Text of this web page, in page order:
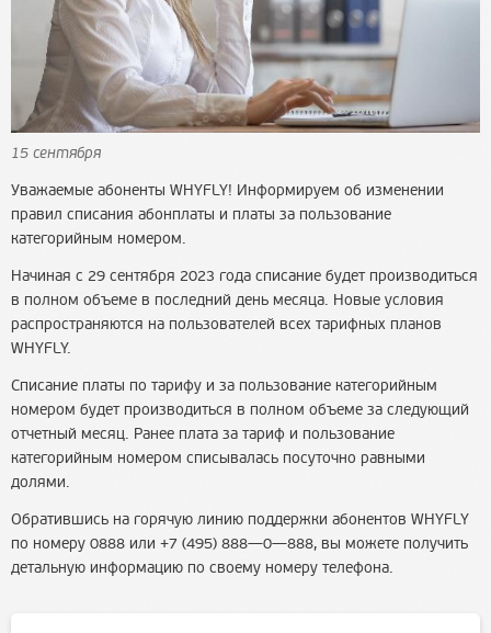
15 сентября
Уважаемые абоненты WHYFLY! Информируем об изменении
правил списания абонплаты и платы за пользование
категорийным номером.
Начиная с 29 сентября 2023 года списание будет производиться
в полном объеме в последний день месяца. Новые условия
распространяются на пользователей всех тарифных планов
WHYFLY.
Списание платы по тарифу и за пользование категорийным
номером будет производиться в полном объеме за следующий
отчетный месяц. Ранее плата за тариф и пользование
категорийным номером списывалась посуточно равными
долями.
Обратившись на горячую линию поддержки абонентов WHYFLY
по номеру 0888 или +7 (495) 888—0—888, вы можете получить
детальную информацию по своему номеру телефона.